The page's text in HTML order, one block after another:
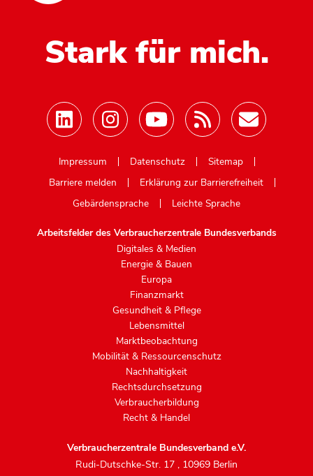
Stark für mich.
Impressum
Datenschutz
Sitemap
Barriere melden
Erklärung zur Barrierefreiheit
Gebärdensprache
Leichte Sprache
Arbeitsfelder des Verbraucherzentrale Bundesverbands
Digitales & Medien
Energie & Bauen
Europa
Finanzmarkt
Gesundheit & Pflege
Lebensmittel
Marktbeobachtung
Mobilität & Ressourcenschutz
Nachhaltigkeit
Rechtsdurchsetzung
Verbraucherbildung
Recht & Handel
Verbraucherzentrale Bundesverband e.V.
Rudi-Dutschke-Str. 17 , 10969 Berlin